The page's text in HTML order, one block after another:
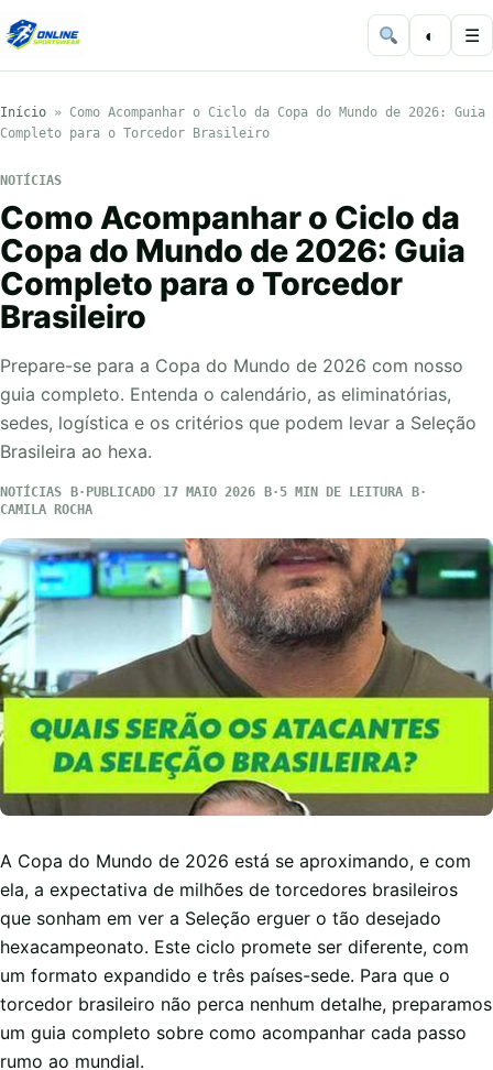
◐ ☰
Início » Como Acompanhar o Ciclo da Copa do Mundo de 2026: Guia
Completo para o Torcedor Brasileiro
NOTÍCIAS
Como Acompanhar o Ciclo da
Copa do Mundo de 2026: Guia
Completo para o Torcedor
Brasileiro
Prepare-se para a Copa do Mundo de 2026 com nosso
guia completo. Entenda o calendário, as eliminatórias,
sedes, logística e os critérios que podem levar a Seleção
Brasileira ao hexa.
NOTÍCIAS PUBLICADO 17 MAIO 2026
5 MIN DE LEITURA
CAMILA ROCHA
A Copa do Mundo de 2026 está se aproximando, e com
ela, a expectativa de milhões de torcedores brasileiros
que sonham em ver a Seleção erguer o tão desejado
hexacampeonato. Este ciclo promete ser diferente, com
um formato expandido e três países-sede. Para que o
torcedor brasileiro não perca nenhum detalhe, preparamos
um guia completo sobre como acompanhar cada passo
rumo ao mundial.